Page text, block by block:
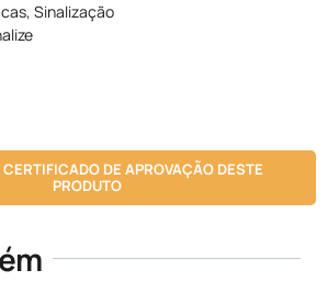
, Sinalização
DE APROVAÇÃO DESTE
PRODUTO